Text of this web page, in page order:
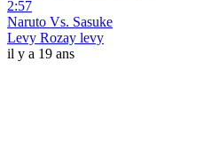
2:57
Naruto Vs. Sasuke
Levy Rozay levy
il y a 19 ans